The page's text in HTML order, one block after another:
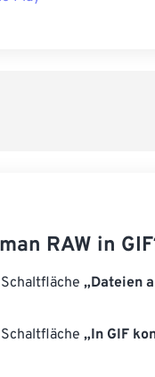
RAW in
„Dateien
„In GIF